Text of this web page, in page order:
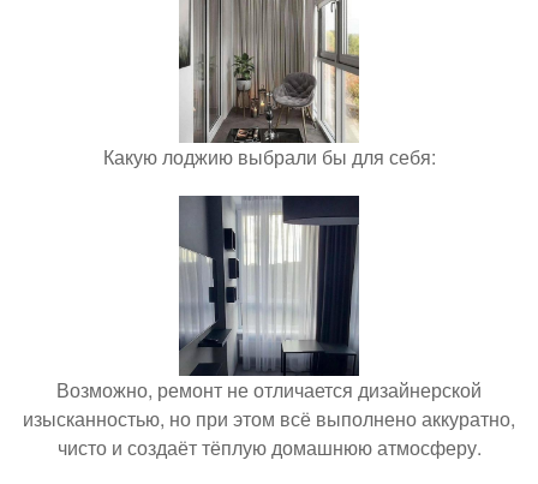
Какую лоджию выбрали бы для себя:
Возможно, ремонт не отличается дизайнерской
изысканностью, но при этом всё выполнено аккуратно,
чисто и создаёт тёплую домашнюю атмосферу.